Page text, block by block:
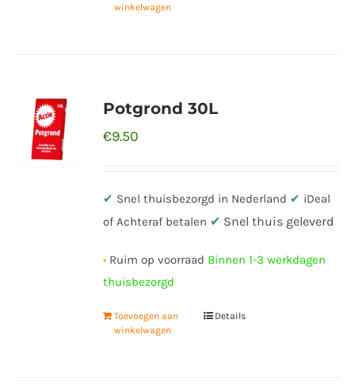
winkelwagen
Potgrond 30L
€9.50
✔ Snel thuisbezorgd in Nederland ✔ iDeal
of Achteraf betalen ✔ Snel thuis geleverd
• Ruim op voorraad Binnen 1-3 werkdagen
thuisbezorgd
Toevoegen aan
winkelwagen
Details